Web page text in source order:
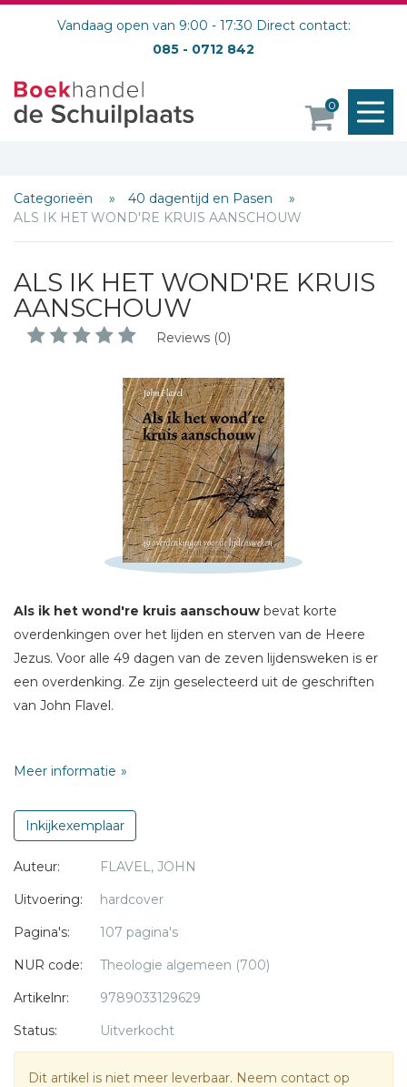
Vandaag open van 9:00 - 17:30 Direct contact:
085 - 0712 842
0
Categorieën
40 dagentijd en Pasen
ALS IK HET WOND'RE KRUIS AANSCHOUW
ALS IK HET WOND'RE KRUIS
AANSCHOUW
Reviews (0)
Als ik het wond're kruis aanschouw bevat korte
overdenkingen over het lijden en sterven van de Heere
Jezus. Voor alle 49 dagen van de zeven lijdensweken is er
een overdenking. Ze zijn geselecteerd uit de geschriften
van John Flavel.
toorn van God voor u te dragen? En kunt u dan zeggen:
mij heeft liefgehad en Zichzelf voor mij heeft overgegeven;
ziel van een vijand die Hem uit de hemel dreef, om deze
smarten naar ziel en lichaam te verdragen voor mij.
John Flavel
(1630-1691) was predikant te Darthmouth in
Zuid-Engeland. Hij stond in de puriteinse traditie van zijn tijd
en was een begaafd prediker.
Meer informatie
Inkijkexemplaar
Auteur:
FLAVEL, JOHN
Uitvoering:
hardcover
Pagina's:
107 pagina's
NUR code:
Theologie algemeen (700)
Artikelnr:
9789033129629
Status:
Uitverkocht
Dit artikel is niet meer leverbaar. Neem contact op
Schrijf hieronder je review!
Naam *
E-mail *
Titel *
* = verplicht